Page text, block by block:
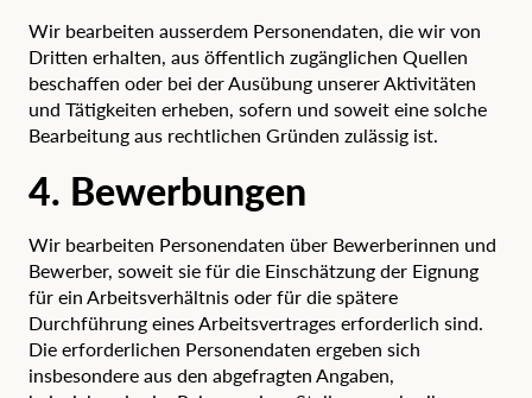
Wir bearbeiten ausserdem Personendaten, die wir von
Dritten erhalten, aus öffentlich zugänglichen Quellen
beschaffen oder bei der Ausübung unserer Aktivitäten
und Tätigkeiten erheben, sofern und soweit eine solche
Bearbeitung aus rechtlichen Gründen zulässig ist.
4. Bewerbungen
Wir bearbeiten Personendaten über Bewerberinnen und
Bewerber, soweit sie für die Einschätzung der Eignung
für ein Arbeitsverhältnis oder für die spätere
Durchführung eines Arbeitsvertrages erforderlich sind.
Die erforderlichen Personendaten ergeben sich
insbesondere aus den abgefragten Angaben,